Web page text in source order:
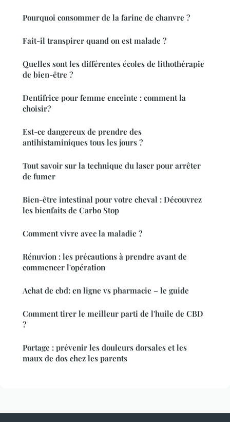
Pourquoi consommer de la farine de chanvre ?
Fait-il transpirer quand on est malade ?
Quelles sont les différentes écoles de lithothérapie
de bien-être ?
Dentifrice pour femme enceinte : comment la
choisir?
Est-ce dangereux de prendre des
antihistaminiques tous les jours ?
Tout savoir sur la technique du laser pour arrêter
de fumer
Bien-être intestinal pour votre cheval : Découvrez
les bienfaits de Carbo Stop
Comment vivre avec la maladie ?
Rénuvion : les précautions à prendre avant de
commencer l'opération
Achat de cbd: en ligne vs pharmacie – le guide
Comment tirer le meilleur parti de l'huile de CBD
?
Portage : prévenir les douleurs dorsales et les
maux de dos chez les parents